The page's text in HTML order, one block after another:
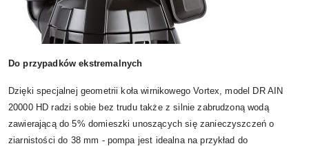
Do przypadków ekstremalnych
Dzięki specjalnej geometrii koła wirnikowego Vortex, model DR AIN
20000 HD radzi sobie bez trudu także z silnie zabrudzoną wodą
zawierającą do 5% domieszki unoszących się zanieczyszczeń o
ziarnistości do 38 mm - pompa jest idealna na przykład do